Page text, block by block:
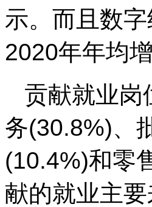
示。而且数
2020年年均
贡献就业岗
务(30.8%)、
(10.4%)和零
献的就业主